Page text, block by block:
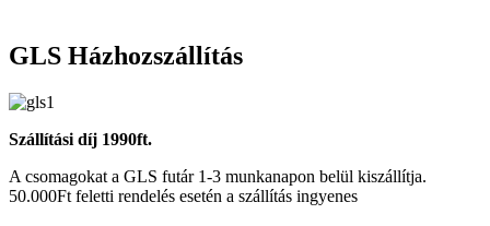
GLS Házhozszállítás
Szállítási díj 1990ft.
A csomagokat a GLS futár 1-3 munkanapon belül kiszállítja.
50.000Ft feletti rendelés esetén a szállítás ingyenes